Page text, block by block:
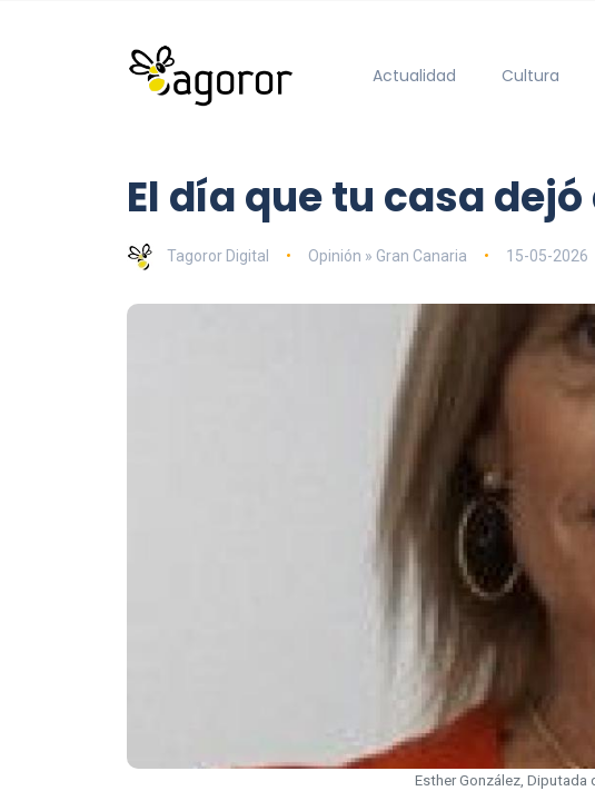
Actualidad Cultura
El día que tu casa
Tagoror Digital Opinión » Gran Canaria 15-05-2026
Esther González, Diputada